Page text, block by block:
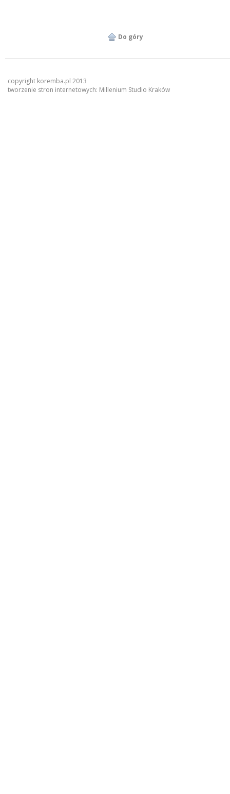
Do góry
copyright koremba.pl 2013
tworzenie stron internetowych: Millenium Studio Kraków